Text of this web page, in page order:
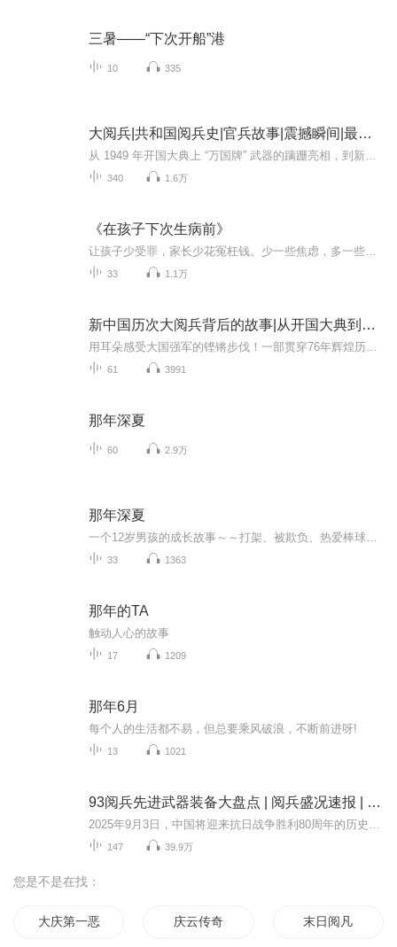
三暑——“下次开船”港
10 335
大阅兵|共和国阅兵史|官兵故事|震撼瞬间|最新装备
340 1.6万
《在孩子下次生病前》
33 1.1万
新中国历次大阅兵背后的故事|从开国大典到九三阅兵
61 3991
那年深夏
60 2.9万
那年深夏
33 1363
那年的TA
触动人心的故事
17 1209
那年6月
每个人的生活都不易，但总要乘风破浪，不断前进呀!
13 1021
93阅兵先进武器装备大盘点 | 阅兵盛况速报 | 纪念抗日战争胜利80周年大阅兵
147 39.9万
您是不是在找：
大庆第一恶 庆云传奇 末日阅凡